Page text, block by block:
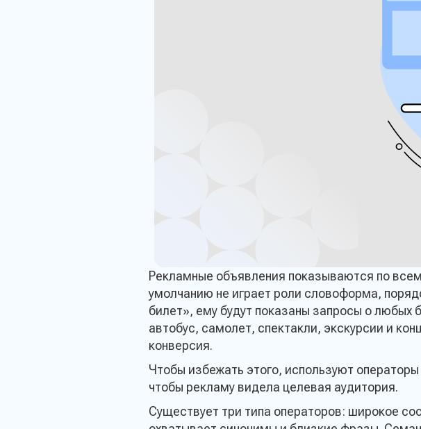
Рекламные объявления показываются по
умолчанию не играет роли словоформа,
билет», ему будут показаны запросы о любых
автобус, самолет, спектакли, экскурсии и
конверсия.
Чтобы избежать этого, используют
чтобы рекламу видела целевая аудитория.
Существует три типа операторов: широкое